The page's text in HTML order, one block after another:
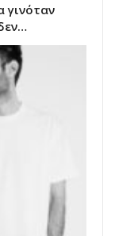
γινόταν